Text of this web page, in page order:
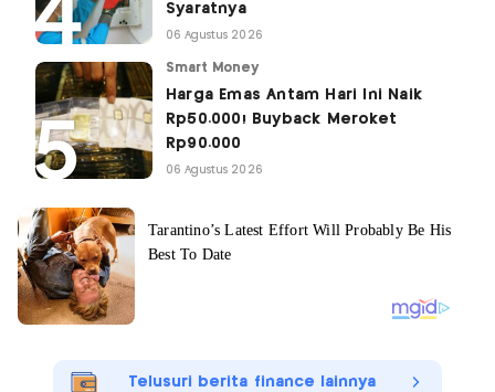
Syaratnya
06 Agustus 2026
Smart Money
Harga Emas Antam Hari Ini Naik
Rp50.000! Buyback Meroket
Rp90.000
06 Agustus 2026
Telusuri berita finance lainnya